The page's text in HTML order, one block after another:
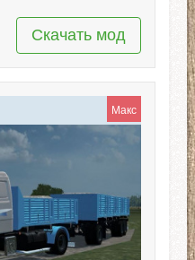
Скачать мод
Макс